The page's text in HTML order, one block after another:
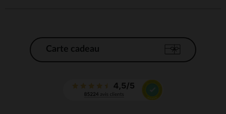
Carte cadeau